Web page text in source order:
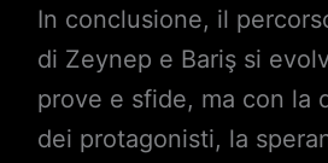
In conclusione, il
di Zeynep e Bariş si
prove e sfide, ma con la
dei protagonisti, la